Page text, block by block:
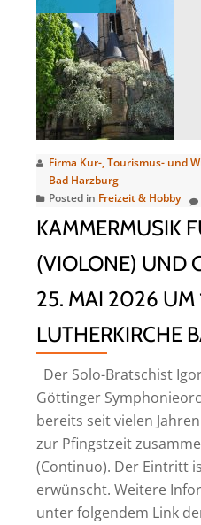
Firma Kur-, Tourismus- und
Bad Harzburg
Posted in Freizeit & Hobby
KAMMERMUSIK
(VIOLONE) UND
25. MAI 2026 UM
LUTHERKIRCHE
Der Solo-Bratschist
Göttinger
bereits seit vielen
zur Pfingstzeit
(Continuo). Der Eintritt
erwünscht. Weitere
unter folgendem Link